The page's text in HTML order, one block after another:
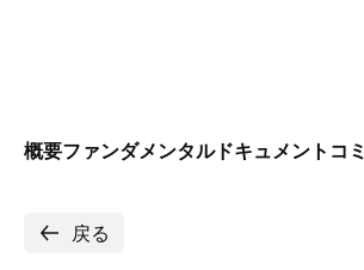
概要ファンダメンタルドキュメント コ
戻る